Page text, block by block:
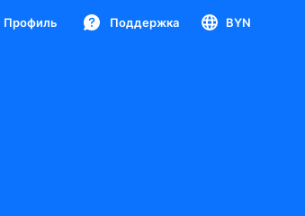
Профиль Поддержка BYN